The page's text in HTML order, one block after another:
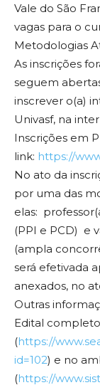
Vale do São
vagas para o
Metodologias
As inscrições
seguem
inscrever o(a)
Univasf, na
Inscrições em
link: https://
No ato da
por uma das
elas:
(PPI e PCD) e
(ampla
será efetivada
anexados, no
Outras
Edital
(https://
id=102) e no
(https://